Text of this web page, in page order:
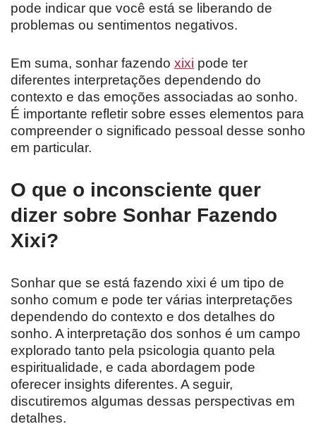
pode indicar que você está se liberando de
problemas ou sentimentos negativos.
Em suma, sonhar fazendo xixi pode ter
diferentes interpretações dependendo do
contexto e das emoções associadas ao sonho.
É importante refletir sobre esses elementos para
compreender o significado pessoal desse sonho
em particular.
O que o inconsciente quer
dizer sobre Sonhar Fazendo
Xixi?
Sonhar que se está fazendo xixi é um tipo de
sonho comum e pode ter várias interpretações
dependendo do contexto e dos detalhes do
sonho. A interpretação dos sonhos é um campo
explorado tanto pela psicologia quanto pela
espiritualidade, e cada abordagem pode
oferecer insights diferentes. A seguir,
discutiremos algumas dessas perspectivas em
detalhes.